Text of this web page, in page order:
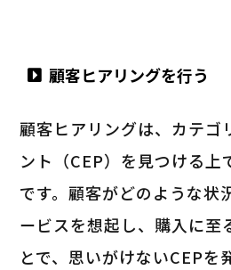
顧客ヒアリングを行う
顧客ヒアリングは、カテゴ
ント（CEP）を見つける上
です。顧客がどのような状
ービスを想起し、購入に至
とで、思いがけないCEPを